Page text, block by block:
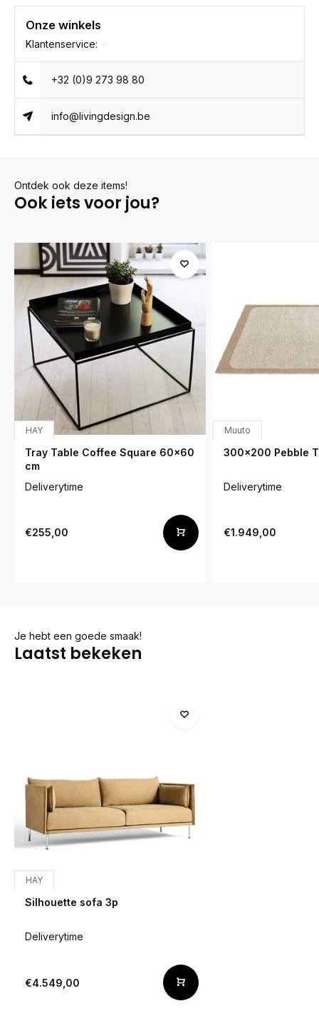
Onze winkels
Klantenservice:
+32 (0)9 273 98 80
info@livingdesign.be
Ontdek ook deze items!
Ook iets voor jou?
HAY
Tray Table Coffee Square 60x60
cm
Deliverytime
€255,00
Muuto
300x200 Pebble
Deliverytime
€1.949,00
Je hebt een goede smaak!
Laatst bekeken
HAY
Silhouette sofa 3p
Deliverytime
€4.549,00